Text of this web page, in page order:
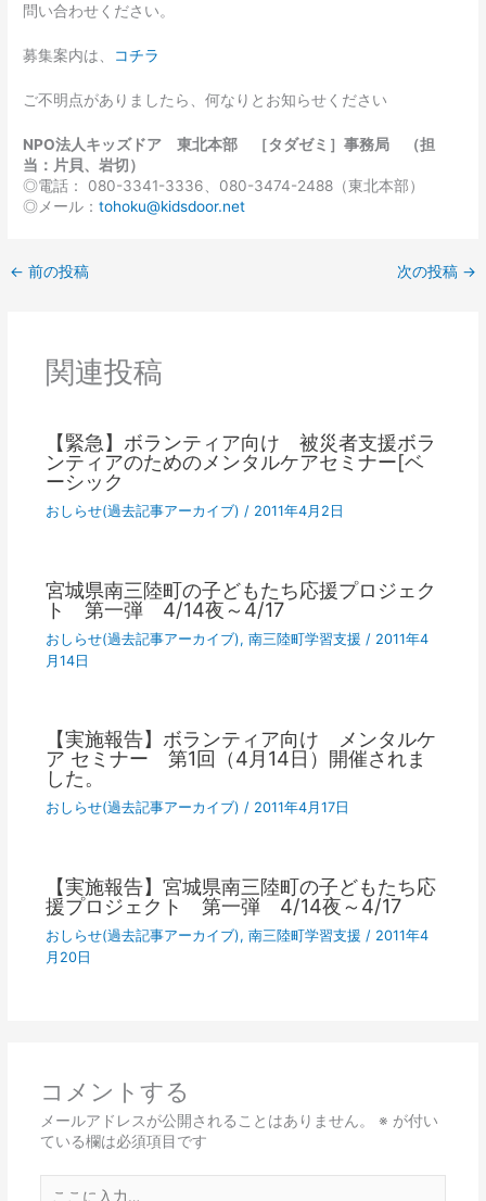
問い合わせください。
募集案内は、 コチラ
ご不明点がありましたら、何なりとお知らせください
NPO法人キッズドア 東北本部 ［タダゼミ］事務局 （担
当：片貝、岩切）
◎電話： 080-3341-3336、080-3474-2488（東北本部）
◎メール：tohoku@kidsdoor.net
← 前の投稿 次の投稿 →
関連投稿
【緊急】ボランティア向け 被災者支援ボラ
ンティアのためのメンタルケアセミナー[ベ
ーシック
おしらせ(過去記事アーカイブ) / 2011年4月2日
宮城県南三陸町の子どもたち応援プロジェク
ト 第一弾 4/14夜～4/17
おしらせ(過去記事アーカイブ), 南三陸町学習支援 / 2011年4
月14日
【実施報告】ボランティア向け メンタルケ
ア セミナー 第1回（4月14日）開催されま
した。
おしらせ(過去記事アーカイブ) / 2011年4月17日
【実施報告】宮城県南三陸町の子どもたち応
援プロジェクト 第一弾 4/14夜～4/17
おしらせ(過去記事アーカイブ), 南三陸町学習支援 / 2011年4
月20日
コメントする
メールアドレスが公開されることはありません。 ※ が付い
ている欄は必須項目です